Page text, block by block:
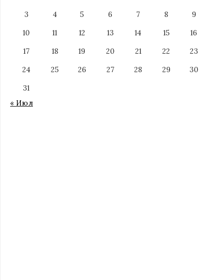
3
4 5 6 7 8
9
10
11 12 13 14 15
16
17
18 19 20 21 22
23
24
25 26 27 28 29
30
31
« Июл